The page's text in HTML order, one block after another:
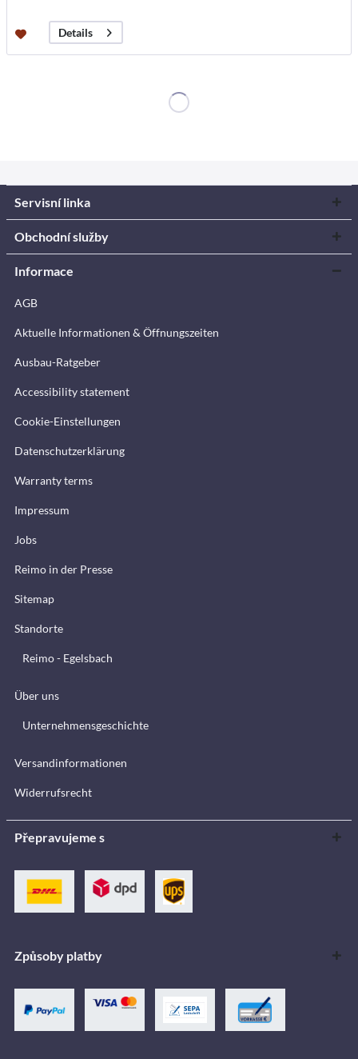
Details
Servisní linka
Obchodní služby
Informace
AGB
Aktuelle Informationen & Öffnungszeiten
Ausbau-Ratgeber
Accessibility statement
Cookie-Einstellungen
Datenschutzerklärung
Warranty terms
Impressum
Jobs
Reimo in der Presse
Sitemap
Standorte
Reimo - Egelsbach
Über uns
Unternehmensgeschichte
Versandinformationen
Widerrufsrecht
Přepravujeme s
Způsoby platby